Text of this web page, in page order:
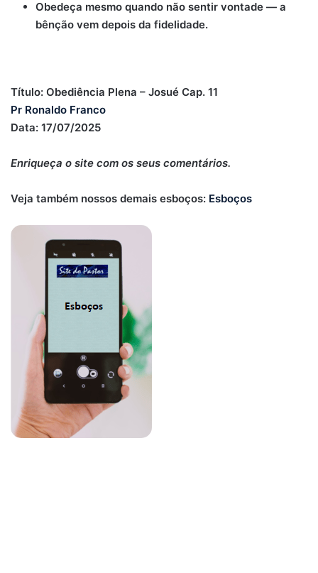
Obedeça mesmo quando não sentir vontade — a
bênção vem depois da fidelidade.
Título: Obediência Plena – Josué Cap. 11
Pr Ronaldo Franco
Data: 17/07/2025
Enriqueça o site com os seus comentários.
Veja também nossos demais esboços: Esboços